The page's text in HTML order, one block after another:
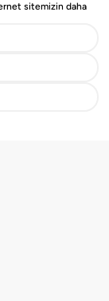
sitemizin daha
amaçlarıyla
Bizim ve üçüncü